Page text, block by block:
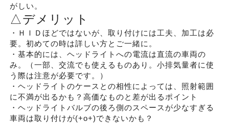
がしい。
△デメリット
・ＨＩＤほどではないが、取り付けには工夫、加工は必
要。初めての時は詳しい方とご一緒に。
・基本的には、ヘッドライトへの電流は直流の車両の
み。（一部、交流でも使えるものあり。小排気量者に使
う際は注意が必要です。）
・ヘッドライトのケースとの相性によっては、照射範囲
に不満が出るかも？高価なものと差が出るポイント
・ヘッドライトバルブの後ろ側のスペースが少なすぎる
車両は取り付けが(+o+)できないかも？